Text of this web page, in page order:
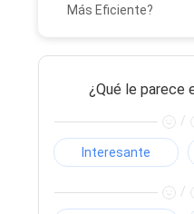
Más Eficiente?
¿Qué le parece
/
Interesante
/